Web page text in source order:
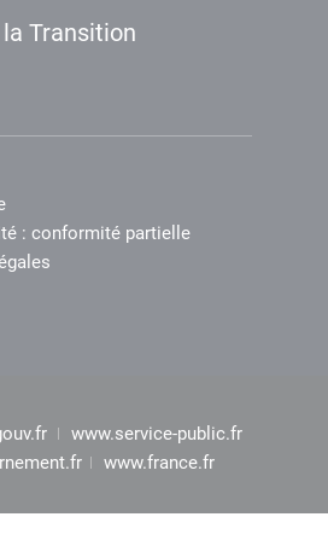
Transition
: conformité partielle
www.service-public.fr
www.france.fr